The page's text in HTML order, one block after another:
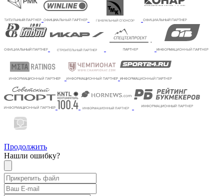
Продолжить
Нашли ошибку?